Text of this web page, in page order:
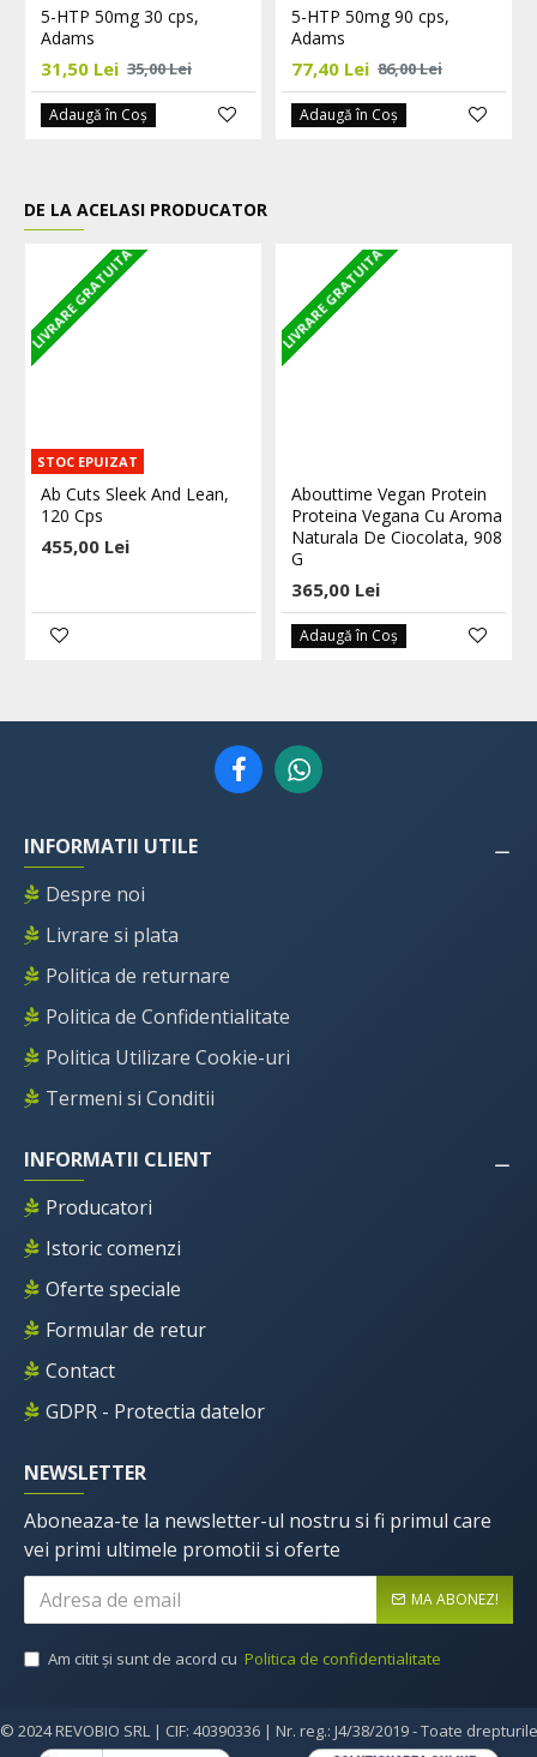
5-HTP 50mg 30 cps,
Adams
31,50 Lei 35,00 Lei
Adaugă în Coş
5-HTP 50mg 90 cps,
Adams
77,40 Lei 86,00 Lei
Adaugă în Coş
DE LA ACELASI PRODUCATOR
LIVRARE GRATUITA
STOC EPUIZAT
Ab Cuts Sleek And Lean,
120 Cps
455,00 Lei
LIVRARE GRATUITA
Abouttime Vegan Protein
Proteina Vegana Cu Aroma
Naturala De Ciocolata, 908
G
365,00 Lei
Adaugă în Coş
INFORMATII UTILE
Despre noi
Livrare si plata
Politica de returnare
Politica de Confidentialitate
Politica Utilizare Cookie-uri
Termeni si Conditii
INFORMATII CLIENT
Producatori
Istoric comenzi
Oferte speciale
Formular de retur
Contact
GDPR - Protectia datelor
NEWSLETTER
Aboneaza-te la newsletter-ul nostru si fi primul care
vei primi ultimele promotii si oferte
MA ABONEZ!
Am citit şi sunt de acord cu Politica de confidentialitate
© 2024 REVOBIO SRL | CIF: 40390336 | Nr. reg.: J4/38/2019 - Toate